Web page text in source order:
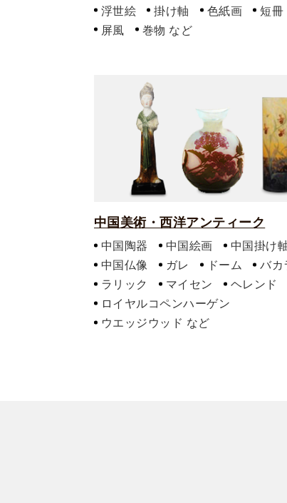
浮世絵
掛け軸 色紙画
短冊
屏風
巻物
中国美術・西洋アンティーク
中国陶器 中国絵画
中国掛け
中国仏像
ガレ ドーム
バカ
ラリック
マイセン
ヘレンド
ロイヤルコペンハーゲン
ウエッジウッド